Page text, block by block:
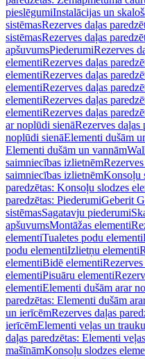
pieslēgumiInstalācijas un
sistēmasRezerves daļas
sistēmasRezerves daļas
apšuvumsPiederumiRezerves
elementiRezerves daļas
elementiRezerves daļas
elementiRezerves daļas
elementiRezerves daļas
elementiRezerves daļas
ar noplūdi sienāRezerves daļas
noplūdi sienāElementi dušām
Elementi dušām un vannām
saimniecības izlietnēm
saimniecības izlietnēmKonsoļu
paredzētas: Konsoļu slodzes
paredzētas: PiederumiGeberit
sistēmasSagatavju piederumi
apšuvumsMontāžas elementi
elementiTualetes podu elementi
podu elementiIzlietņu elementi
elementiBidē elementi
elementiPisuāru elementi
elementiElementi dušām arar
paredzētas: Elementi dušām
un ierīcēmRezerves daļas
ierīcēmElementi veļas un
daļas paredzētas: Elementi
mašīnāmKonsoļu slodzes